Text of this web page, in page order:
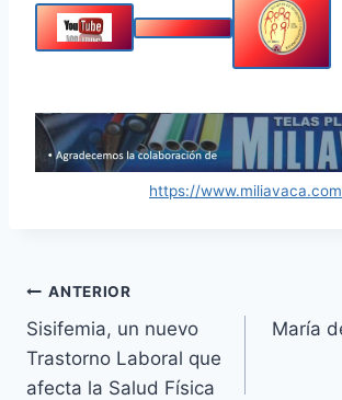
https://www.miliavaca.com
Navegación
de
entradas
ANTERIOR
Sisifemia, un nuevo
Trastorno Laboral que
afecta la Salud Física
María